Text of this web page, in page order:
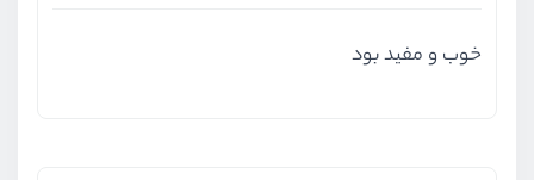
خوب و مفید بود